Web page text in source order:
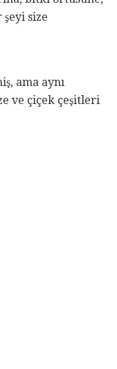
size
ama aynı
ve çiçek çeşitleri